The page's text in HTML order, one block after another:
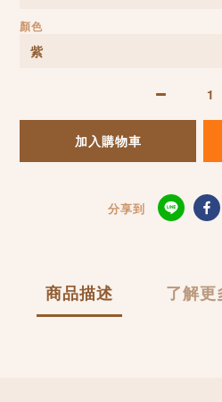
顏色
加入購物車
分享到
商品描述 了解更